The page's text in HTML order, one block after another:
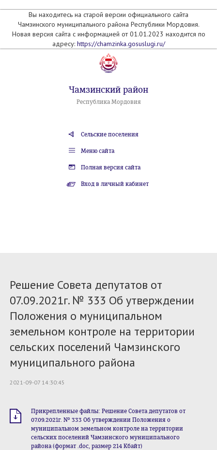
Вы находитесь на старой версии официального сайта
Чамзинского муниципального района Республики Мордовия.
Новая версия сайта с информацией от 01.01.2023 находится по
адресу: https://chamzinka.gosuslugi.ru/
Чамзинский район
Республика Мордовия
Сельские поселения
Меню сайта
Полная версия сайта
Вход в личный кабинет
Решение Совета депутатов от
07.09.2021г. № 333 Об утверждении
Положения о муниципальном
земельном контроле на территории
сельских поселений Чамзинского
муниципального района
2021-09-07 14:30:45
Прикрепленные файлы: Решение Совета депутатов от
07.09.2021г. № 333 Об утверждении Положения о
муниципальном земельном контроле на территории
сельских поселений Чамзинского муниципального
района (формат .doc, размер 214 Кбайт)